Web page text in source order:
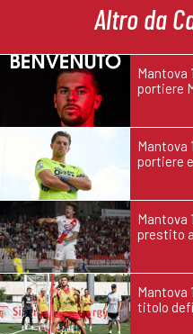
Altro da
Mantova
portiere
Mantova
portiere
Mantova
prestito
Mantova
titolo